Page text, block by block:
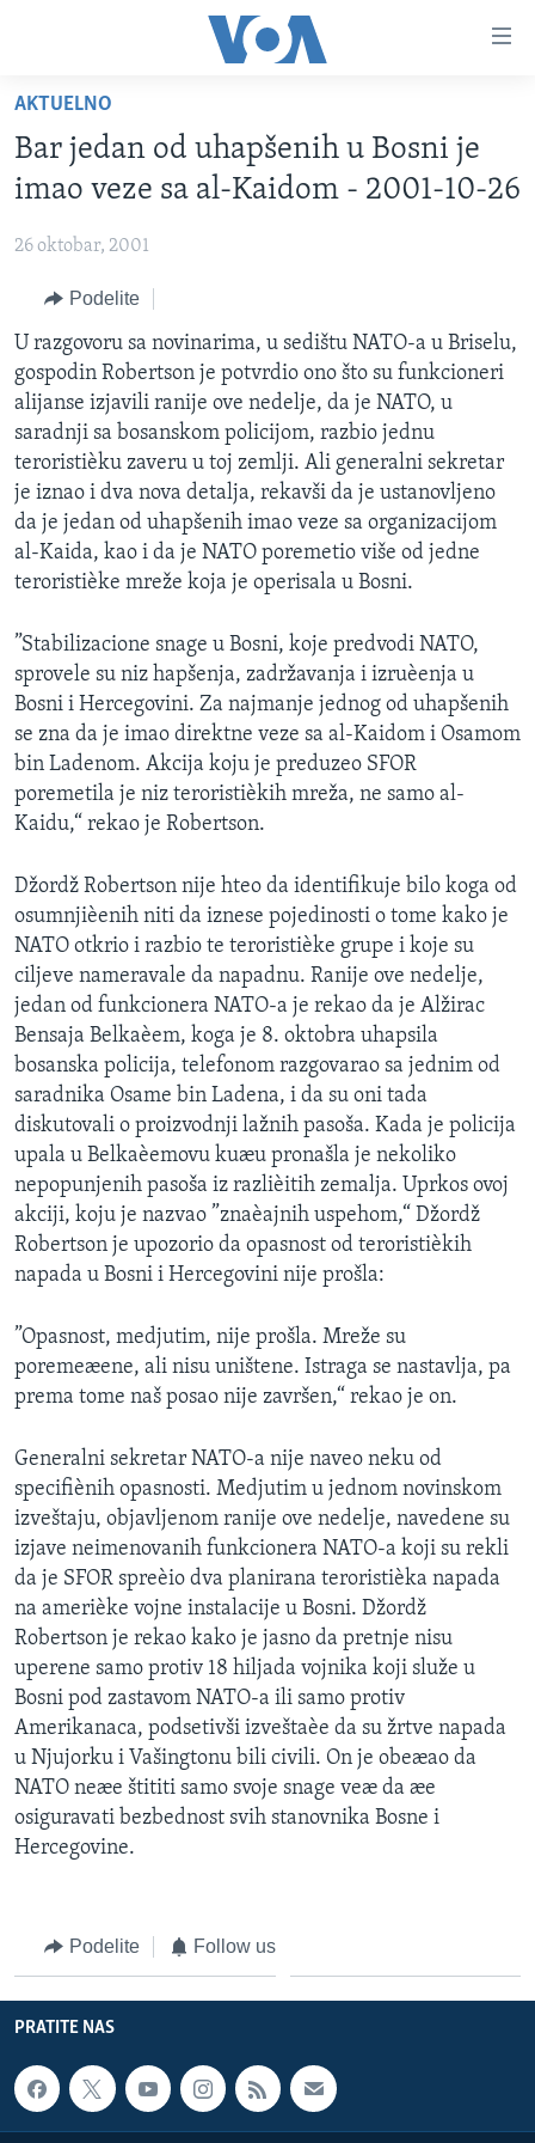
glavni
sadržaj
Idi
na
glavnu
pretragu
NASLOVNA
RUBRIKE
BALKAN
GLOBALNE TEME
EKONOMIJA
NAUKA I TEHNOLOGIJA
MEDICINA
KULTURA
DRUŠTVO
SPORT
OTVORENI STUDIO
IZ AMERIKE
PRATITE NAS
Jezici
AKTUELNO
Bar jedan od uhapšenih u Bosni je
imao veze sa al-Kaidom - 2001-10-26
26 oktobar, 2001
Podelite
U razgovoru sa novinarima, u sedištu NATO-a u Briselu,
gospodin Robertson je potvrdio ono što su funkcioneri
alijanse izjavili ranije ove nedelje, da je NATO, u
saradnji sa bosanskom policijom, razbio jednu
teroristièku zaveru u toj zemlji. Ali generalni sekretar
je iznao i dva nova detalja, rekavši da je ustanovljeno
da je jedan od uhapšenih imao veze sa organizacijom
al-Kaida, kao i da je NATO poremetio više od jedne
teroristièke mreže koja je operisala u Bosni.
”Stabilizacione snage u Bosni, koje predvodi NATO,
sprovele su niz hapšenja, zadržavanja i izruèenja u
Bosni i Hercegovini. Za najmanje jednog od uhapšenih
se zna da je imao direktne veze sa al-Kaidom i Osamom
bin Ladenom. Akcija koju je preduzeo SFOR
poremetila je niz teroristièkih mreža, ne samo al-
Kaidu,“ rekao je Robertson.
Džordž Robertson nije hteo da identifikuje bilo koga od
osumnjièenih niti da iznese pojedinosti o tome kako je
NATO otkrio i razbio te teroristièke grupe i koje su
ciljeve nameravale da napadnu. Ranije ove nedelje,
jedan od funkcionera NATO-a je rekao da je Alžirac
Bensaja Belkaèem, koga je 8. oktobra uhapsila
bosanska policija, telefonom razgovarao sa jednim od
saradnika Osame bin Ladena, i da su oni tada
diskutovali o proizvodnji lažnih pasoša. Kada je policija
upala u Belkaèemovu kuæu pronašla je nekoliko
nepopunjenih pasoša iz razlièitih zemalja. Uprkos ovoj
akciji, koju je nazvao ”znaèajnih uspehom,“ Džordž
Robertson je upozorio da opasnost od teroristièkih
napada u Bosni i Hercegovini nije prošla:
”Opasnost, medjutim, nije prošla. Mreže su
poremeæene, ali nisu uništene. Istraga se nastavlja, pa
prema tome naš posao nije završen,“ rekao je on.
Generalni sekretar NATO-a nije naveo neku od
specifiènih opasnosti. Medjutim u jednom novinskom
izveštaju, objavljenom ranije ove nedelje, navedene su
izjave neimenovanih funkcionera NATO-a koji su rekli
da je SFOR spreèio dva planirana teroristièka napada
na amerièke vojne instalacije u Bosni. Džordž
Robertson je rekao kako je jasno da pretnje nisu
uperene samo protiv 18 hiljada vojnika koji služe u
Bosni pod zastavom NATO-a ili samo protiv
Amerikanaca, podsetivši izveštaèe da su žrtve napada
u Njujorku i Vašingtonu bili civili. On je obeæao da
NATO neæe štititi samo svoje snage veæ da æe
osiguravati bezbednost svih stanovnika Bosne i
Hercegovine.
Podelite Follow us
PRATITE NAS